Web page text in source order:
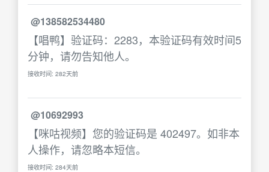
@138582534480
【唱鸭】验证码：2283，本验证码有效时间5
分钟，请勿告知他人。
接收时间: 282天前
@10692993
【咪咕视频】您的验证码是 402497。如非本
人操作，请忽略本短信。
接收时间: 284天前